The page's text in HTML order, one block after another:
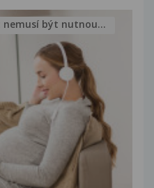
nemusí být nutnou...